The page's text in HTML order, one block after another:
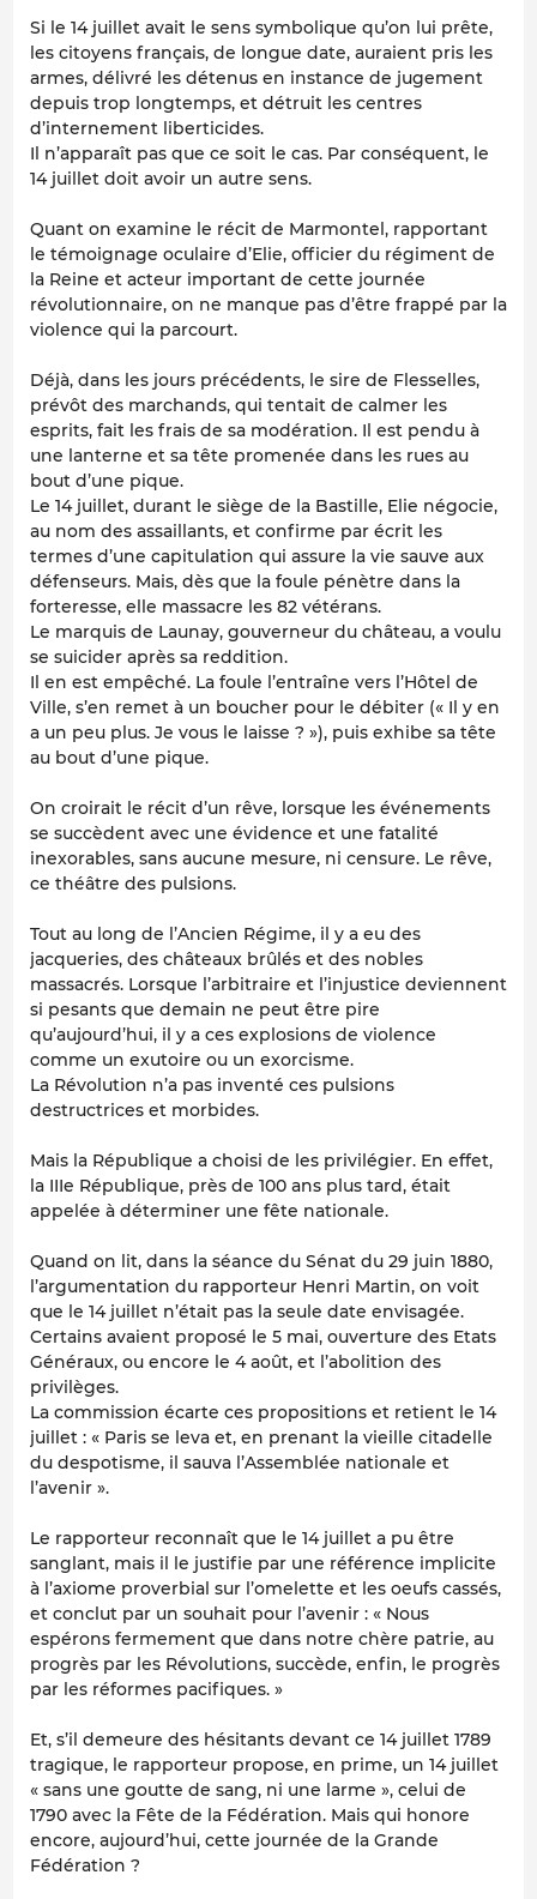
Si le 14 juillet avait le sens symbolique qu’on lui prête,
les citoyens français, de longue date, auraient pris les
armes, délivré les détenus en instance de jugement
depuis trop longtemps, et détruit les centres
d’internement liberticides.
Il n’apparaît pas que ce soit le cas. Par conséquent, le
14 juillet doit avoir un autre sens.
Quant on examine le récit de Marmontel, rapportant
le témoignage oculaire d’Elie, officier du régiment de
la Reine et acteur important de cette journée
révolutionnaire, on ne manque pas d’être frappé par la
violence qui la parcourt.
Déjà, dans les jours précédents, le sire de Flesselles,
prévôt des marchands, qui tentait de calmer les
esprits, fait les frais de sa modération. Il est pendu à
une lanterne et sa tête promenée dans les rues au
bout d’une pique.
Le 14 juillet, durant le siège de la Bastille, Elie négocie,
au nom des assaillants, et confirme par écrit les
termes d’une capitulation qui assure la vie sauve aux
défenseurs. Mais, dès que la foule pénètre dans la
forteresse, elle massacre les 82 vétérans.
Le marquis de Launay, gouverneur du château, a voulu
se suicider après sa reddition.
Il en est empêché. La foule l’entraîne vers l’Hôtel de
Ville, s’en remet à un boucher pour le débiter (« Il y en
a un peu plus. Je vous le laisse ? »), puis exhibe sa tête
au bout d’une pique.
On croirait le récit d’un rêve, lorsque les événements
se succèdent avec une évidence et une fatalité
inexorables, sans aucune mesure, ni censure. Le rêve,
ce théâtre des pulsions.
Tout au long de l’Ancien Régime, il y a eu des
jacqueries, des châteaux brûlés et des nobles
massacrés. Lorsque l’arbitraire et l’injustice deviennent
si pesants que demain ne peut être pire
qu’aujourd’hui, il y a ces explosions de violence
comme un exutoire ou un exorcisme.
La Révolution n’a pas inventé ces pulsions
destructrices et morbides.
Mais la République a choisi de les privilégier. En effet,
la IIIe République, près de 100 ans plus tard, était
appelée à déterminer une fête nationale.
Quand on lit, dans la séance du Sénat du 29 juin 1880,
l’argumentation du rapporteur Henri Martin, on voit
que le 14 juillet n’était pas la seule date envisagée.
Certains avaient proposé le 5 mai, ouverture des Etats
Généraux, ou encore le 4 août, et l’abolition des
privilèges.
La commission écarte ces propositions et retient le 14
juillet : « Paris se leva et, en prenant la vieille citadelle
du despotisme, il sauva l’Assemblée nationale et
l’avenir ».
Le rapporteur reconnaît que le 14 juillet a pu être
sanglant, mais il le justifie par une référence implicite
à l’axiome proverbial sur l’omelette et les oeufs cassés,
et conclut par un souhait pour l’avenir : « Nous
espérons fermement que dans notre chère patrie, au
progrès par les Révolutions, succède, enfin, le progrès
par les réformes pacifiques. »
Et, s’il demeure des hésitants devant ce 14 juillet 1789
tragique, le rapporteur propose, en prime, un 14 juillet
« sans une goutte de sang, ni une larme », celui de
1790 avec la Fête de la Fédération. Mais qui honore
encore, aujourd’hui, cette journée de la Grande
Fédération ?